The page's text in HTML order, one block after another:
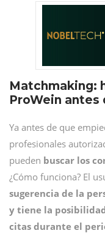
Matchmaking:
ProWein antes
Ya antes de que
profesionales
pueden buscar los
¿Cómo funciona? El
sugerencia de la
y tiene la
citas durante el